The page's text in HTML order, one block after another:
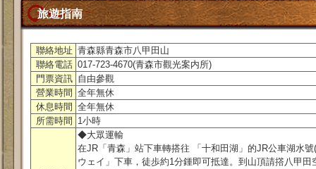
旅遊指南
聯絡地址 青森縣青森市八甲田山
聯絡電話 017-723-4670(青森市觀光案内所)
門票資訊 自由參觀
營業時間 全年無休
休息時間 全年無休
所需時間
1小時
◆大眾運輸
在JR「青森」站下車轉搭往 「十和田湖」的JR公車湖水
ウェイ」下車，徒歩約1分鍾即可抵達。到山頂請撘八甲